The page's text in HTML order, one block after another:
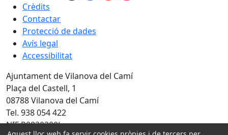
Crèdits
Contactar
Protecció de dades
Avís legal
Accessibilitat
Ajuntament de Vilanova del Camí
Plaça del Castell, 1
08788 Vilanova del Camí
Tel. 938 054 422
NIF P0830300J